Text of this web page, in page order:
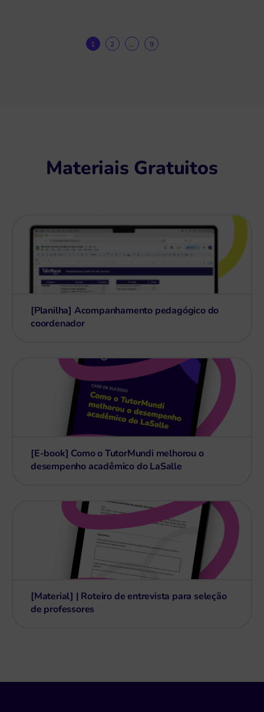
1 2 … 9
Materiais Gratuitos
[Planilha] Acompanhamento pedagógico do
coordenador
[E-book] Como o TutorMundi melhorou o
desempenho acadêmico do LaSalle
[Material] | Roteiro de entrevista para seleção
de professores